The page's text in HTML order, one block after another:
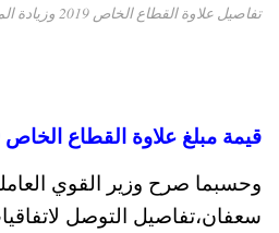
تفاصيل علاوة القطاع الخاص 2019 وزيادة المرتبات في يوليو
قيمة مبلغ علاوة القطاع الخاص 2019
وحسبما صرح وزير القوي
سعفان،تفاصيل التوصل